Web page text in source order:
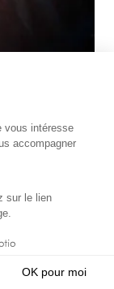
vous intéresse
accompagner
sur le lien
OK pour moi